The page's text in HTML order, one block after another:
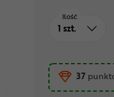
Ilość
37